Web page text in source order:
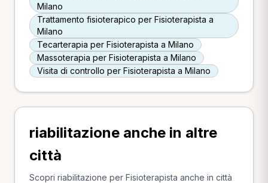
Milano
Trattamento fisioterapico per Fisioterapista a
Milano
Tecarterapia per Fisioterapista a Milano
Massoterapia per Fisioterapista a Milano
Visita di controllo per Fisioterapista a Milano
riabilitazione anche in altre
città
Scopri riabilitazione per Fisioterapista anche in città